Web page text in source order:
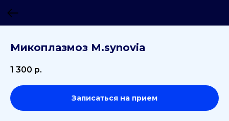
Микоплазмоз M.synovia
1 300 р.
Записаться на прием